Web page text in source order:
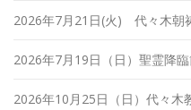
2026年7月21日(火) 代々木朝
2026年7月19日（日）聖霊降
2026年10月25日（日）代々木